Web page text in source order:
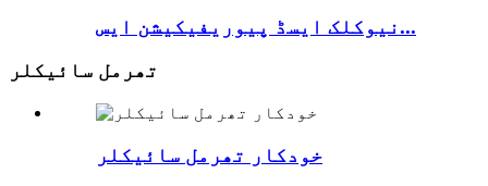
نیوکلک ایسڈ پیوریفیکیشن ایس...
تھرمل سائیکلر
خودکار تھرمل سائیکلر